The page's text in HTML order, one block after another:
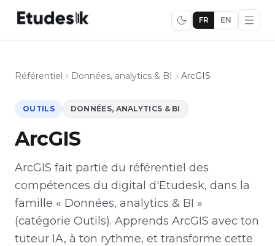
FR EN
Référentiel Données, analytics & BI ArcGIS
OUTILS DONNÉES, ANALYTICS & BI
ArcGIS
ArcGIS fait partie du référentiel des
compétences du digital d'Etudesk, dans la
famille « Données, analytics & BI »
(catégorie Outils). Apprends ArcGIS avec ton
tuteur IA, à ton rythme, et transforme cette